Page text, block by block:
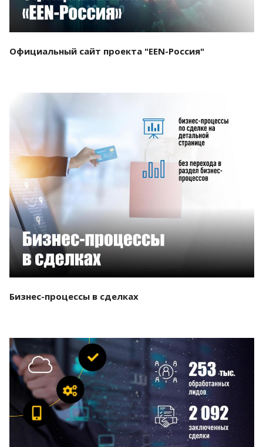
Официальный сайт проекта "EEN-Россия"
Бизнес-процессы в сделках
Смотреть проект